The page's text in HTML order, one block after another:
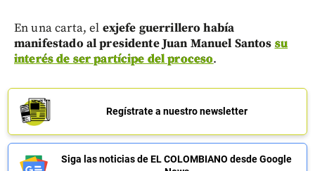
En una carta, el exjefe guerrillero había
manifestado al presidente Juan Manuel Santos su
interés de ser partícipe del proceso.
Regístrate a nuestro newsletter
Siga las noticias de EL COLOMBIANO desde Google